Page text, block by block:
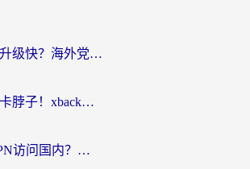
归雁加速器怎么升级快？海外党无缝访问国内资源的全攻略（附免费VPN推荐Dcard热门款）
海外党别被地域卡脖子！xback回国加速器选择全攻略，轻松刷剧玩国服
从印度用什么VPN访问国内？海外党亲测的无缝回国上网指南